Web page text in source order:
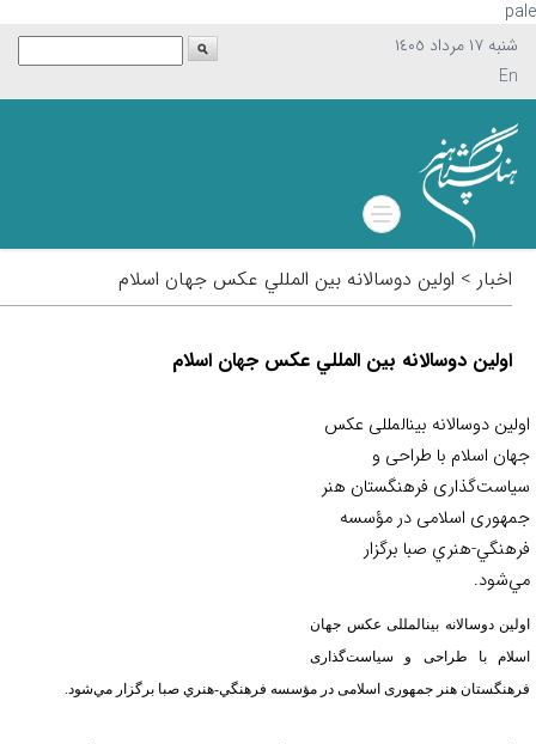
شنبه ١٧ مرداد ١٤٠٥
اخبار > اولين دوسالانه بين المللي عكس جهان اسلام
اولين دوسالانه بين المللي عكس جهان اسلام
دوسالانه بين‏المللی عکس
اسلام با طراحی و
فرهنگستان هنر
اسلامی در مؤسسه
هنري صبا برگزار
دوسالانه بين‏المللی عکس جهان
با طراحی و سياست‌گذاری
هنر جمهوری اسلامی در مؤسسه فرهنگي-هنري صبا برگزار مي‌شود.